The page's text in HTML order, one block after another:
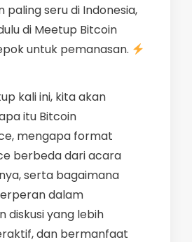
paling seru di Indonesia,
di Meetup Bitcoin
untuk pemanasan.
kali ini, kita akan
itu Bitcoin
mengapa format
berbeda dari acara
serta bagaimana
dalam
diskusi yang lebih
dan bermanfaat